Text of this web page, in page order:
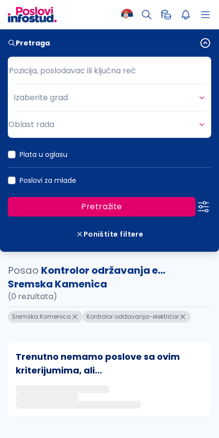
Pretraga
Pozicija, poslodavac ili ključna reč
Pozicija, poslodavac ili ključna reč
Grad
Izaberite grad
Oblast rada
Plata u oglasu
Poslovi za mlade
Pretražite
Poništite filtere
Posao Kontrolor održavanja e...
Sremska Kamenica
(0 rezultata)
Sremska Kamenica Kontrolor održavanja-električar
Trenutno nemamo poslove sa ovim
kriterijumima, ali...